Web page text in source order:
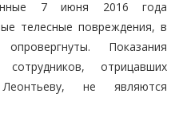
7 июня 2016 года
телесные повреждения, в
Показания
отрицавших
не являются